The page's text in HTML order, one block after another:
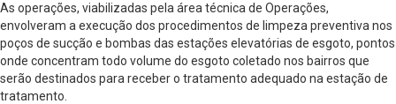
As operações, viabilizadas pela área técnica de Operações,
envolveram a execução dos procedimentos de limpeza preventiva nos
poços de sucção e bombas das estações elevatórias de esgoto, pontos
onde concentram todo volume do esgoto coletado nos bairros que
serão destinados para receber o tratamento adequado na estação de
tratamento.